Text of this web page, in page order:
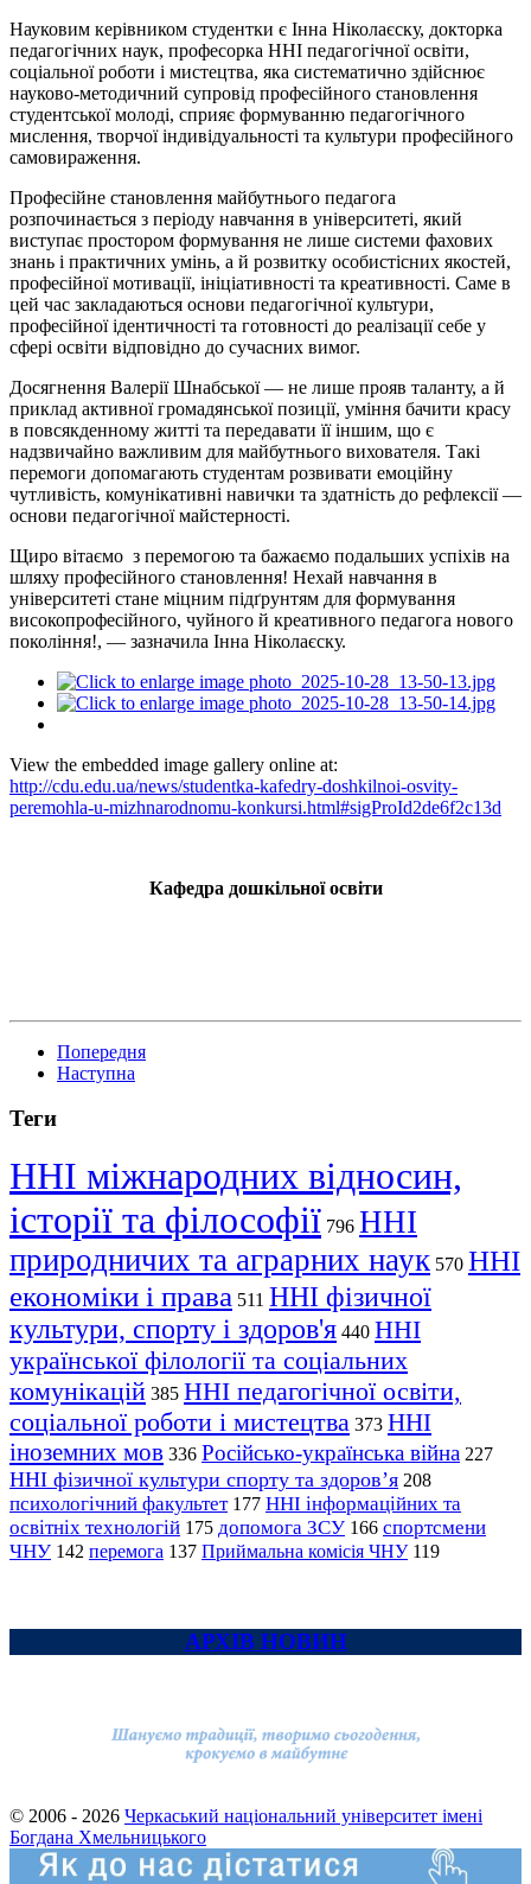
Науковим керівником студентки є Інна Ніколаєску, докторка
педагогічних наук, професорка ННІ педагогічної освіти,
соціальної роботи і мистецтва, яка систематично здійснює
науково-методичний супровід професійного становлення
студентської молоді, сприяє формуванню педагогічного
мислення, творчої індивідуальності та культури професійного
самовираження.
Професійне становлення майбутнього педагога
розпочинається з періоду навчання в університеті, який
виступає простором формування не лише системи фахових
знань і практичних умінь, а й розвитку особистісних якостей,
професійної мотивації, ініціативності та креативності. Саме в
цей час закладаються основи педагогічної культури,
професійної ідентичності та готовності до реалізації себе у
сфері освіти відповідно до сучасних вимог.
Досягнення Валерії Шнабської — не лише прояв таланту, а й
приклад активної громадянської позиції, уміння бачити красу
в повсякденному житті та передавати її іншим, що є
надзвичайно важливим для майбутнього вихователя. Такі
перемоги допомагають студентам розвивати емоційну
чутливість, комунікативні навички та здатність до рефлексії —
основи педагогічної майстерності.
Щиро вітаємо з перемогою та бажаємо подальших успіхів на
шляху професійного становлення! Нехай навчання в
університеті стане міцним підґрунтям для формування
високопрофесійного, чуйного й креативного педагога нового
покоління!, — зазначила Інна Ніколаєску.
View the embedded image gallery online at:
http://cdu.edu.ua/news/studentka-kafedry-doshkilnoi-osvity-
peremohla-u-mizhnarodnomu-konkursi.html#sigProId2de6f2c13d
Кафедра дошкільної освіти
Попередня
Наступна
Теги
ННІ міжнародних відносин,
історії та філософії 796 ННІ
природничих та аграрних наук 570 ННІ
економіки і права 511 ННІ фізичної
культури, спорту і здоров'я 440 ННІ
української філології та соціальних
комунікацій 385 ННІ педагогічної освіти,
соціальної роботи і мистецтва 373 ННІ
іноземних мов 336 Російсько-українська війна 227
ННІ фізичної культури спорту та здоров’я 208
психологічний факультет 177 ННІ інформаційних та
освітніх технологій 175 допомога ЗСУ 166 спортсмени
ЧНУ 142 перемога 137 Приймальна комісія ЧНУ 119
АРХІВ НОВИН
© 2006 - 2026 Черкаський національний університет імені
Богдана Хмельницького